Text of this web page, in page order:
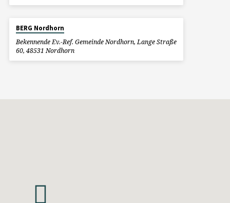
BERG Nordhorn
Bekennende Ev.-Ref. Gemeinde Nordhorn, Lange Straße
60, 48531 Nordhorn